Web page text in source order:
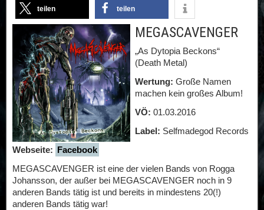
teilen teilen
MEGASCAVENGER
„As Dytopia Beckons“
(Death Metal)
Wertung: Große Namen
machen kein großes Album!
VÖ: 01.03.2016
Label: Selfmadegod Records
Webseite: Facebook
MEGASCAVENGER ist eine der vielen Bands von Rogga
Johansson, der außer bei MEGASCAVENGER noch in 9
anderen Bands tätig ist und bereits in mindestens 20(!)
anderen Bands tätig war!